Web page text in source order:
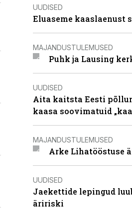
UUDISED
Eluaseme kaaslaenust
MAJANDUSTULEMUSED
Puhk ja Lausing
UUDISED
Aita kaitsta Eesti
kaasa soovimatuid
MAJANDUSTULEMUSED
Arke Lihatööstuse
UUDISED
Jaekettide lepingud
äririski